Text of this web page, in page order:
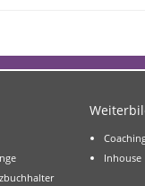
Inhouse